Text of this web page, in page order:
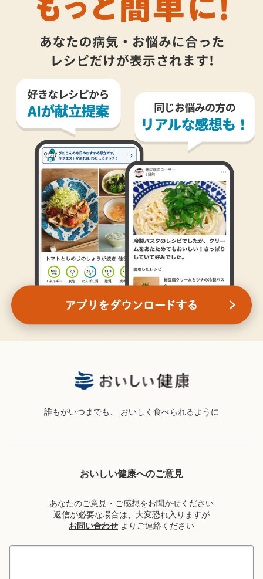
誰もがいつまでも、 おいしく食べられるように
おいしい健康へのご意見
あなたのご意見・ご感想をお聞かせください
返信が必要な場合は、大変恐れ入りますが
お問い合わせ よりご連絡ください